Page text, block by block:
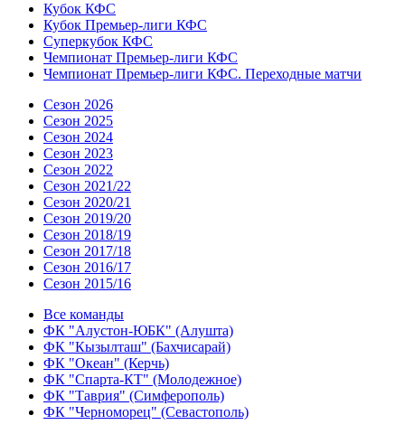
Кубок КФС
Кубок Премьер-лиги КФС
Суперкубок КФС
Чемпионат Премьер-лиги КФС
Чемпионат Премьер-лиги КФС. Переходные матчи
Сезон 2026
Сезон 2025
Сезон 2024
Сезон 2023
Сезон 2022
Сезон 2021/22
Сезон 2020/21
Сезон 2019/20
Сезон 2018/19
Сезон 2017/18
Сезон 2016/17
Сезон 2015/16
Все команды
ФК "Алустон-ЮБК" (Алушта)
ФК "Кызылташ" (Бахчисарай)
ФК "Океан" (Керчь)
ФК "Спарта-КТ" (Молодежное)
ФК "Таврия" (Симферополь)
ФК "Черноморец" (Севастополь)